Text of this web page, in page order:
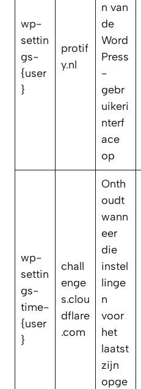
wp-
settin
gs-
{user
}
protif
y.nl
n van
de
Word
Press
-
gebr
uikeri
nterf
ace
op
wp-
settin
gs-
time-
{user
}
chall
enge
s.clou
dflare
.com
Onth
oudt
wann
eer
die
instel
linge
n
voor
het
laatst
zijn
opge